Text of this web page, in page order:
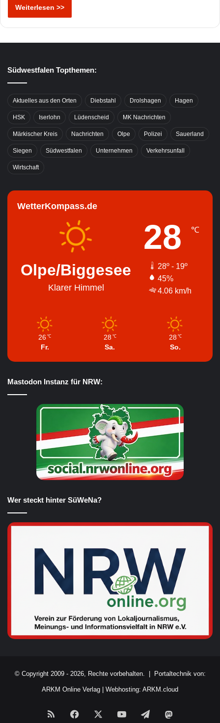
Weiterlesen >>
Südwestfalen Topthemen:
Aktuelles aus den Orten Diebstahl Drolshagen Hagen
HSK Iserlohn Lüdenscheid MK Nachrichten
Märkischer Kreis Nachrichten Olpe Polizei Sauerland
Siegen Südwestfalen Unternehmen Verkehrsunfall
Wirtschaft
WetterKompass.de
Olpe/Biggesee
Klarer Himmel
28 ℃
28º - 19º
45%
4.06 km/h
26 ℃
Fr.
28 ℃
Sa.
28 ℃
So.
Mastodon Instanz für NRW:
Wer steckt hinter SüWeNa?
© Copyright 2009 - 2026, Rechte vorbehalten. | Portaltechnik von:
ARKM Online Verlag Webhosting: ARKM.cloud
RSS Facebook YouTubeTelegram